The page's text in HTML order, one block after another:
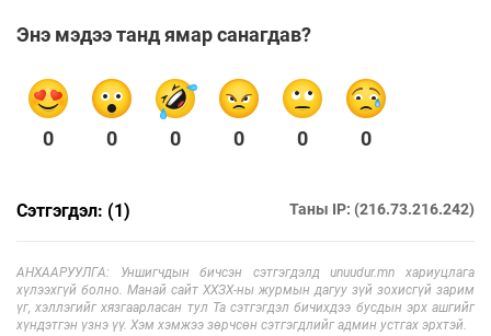
Энэ мэдээ танд ямар санагдав?
0 0 0 0 0 0
Сэтгэгдэл: (1) Таны IP: (216.73.216.242)
АНХААРУУЛГА: Уншигчдын бичсэн сэтгэгдэлд unuudur.mn хариуцлага
хүлээхгүй болно. Манай сайт ХХЗХ-ны журмын дагуу зүй зохисгүй зарим
үг, хэллэгийг хязгаарласан тул Та сэтгэгдэл бичихдээ бусдын эрх ашгийг
хүндэтгэн үзнэ үү. Хэм хэмжээ зөрчсөн сэтгэгдлийг админ устгах эрхтэй.